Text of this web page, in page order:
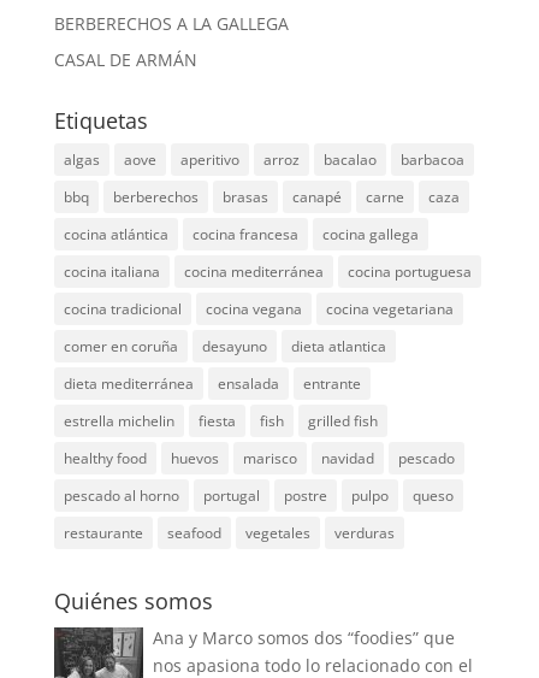
BERBERECHOS A LA GALLEGA
CASAL DE ARMÁN
Etiquetas
algas aove aperitivo arroz bacalao
barbacoa
bbq
berberechos brasas canapé carne
caza
cocina atlántica
cocina francesa
cocina gallega
cocina italiana
cocina mediterránea
cocina portuguesa
cocina tradicional
cocina vegana
cocina vegetariana
comer en coruña
desayuno
dieta atlantica
dieta mediterránea
ensalada
entrante
estrella michelin
fiesta fish
grilled fish
healthy food
huevos marisco navidad
pescado
pescado al horno
portugal postre pulpo
queso
restaurante
seafood vegetales verduras
Quiénes somos
Ana y Marco somos dos “foodies” que
nos apasiona todo lo relacionado con el